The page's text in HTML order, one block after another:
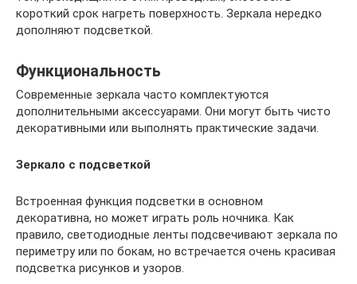
короткий срок нагреть поверхность. Зеркала нередко
дополняют подсветкой.
Функциональность
Современные зеркала часто комплектуются
дополнительными аксессуарами. Они могут быть чисто
декоративными или выполнять практические задачи.
Зеркало с подсветкой
Встроенная функция подсветки в основном
декоративна, но может играть роль ночника. Как
правило, светодиодные ленты подсвечивают зеркала по
периметру или по бокам, но встречается очень красивая
подсветка рисунков и узоров.